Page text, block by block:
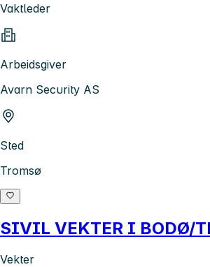
Vaktleder
Arbeidsgiver
Avarn Security AS
Sted
Tromsø
SIVIL VEKTER I BODØ/
Vekter